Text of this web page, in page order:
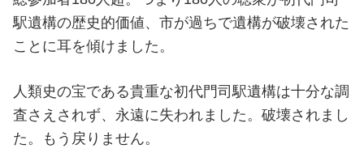
駅遺構の歴史的価値、市が過ちで遺構が破壊された
ことに耳を傾けました。
人類史の宝である貴重な初代門司駅遺構は十分な調
査さえされず、永遠に失われました。破壊されまし
た。もう戻りません。